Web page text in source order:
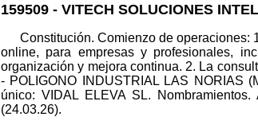
159509 - VITECH SOLUCIONES
Constitución. Comienzo de operaciones:
online, para empresas y profesionales,
organización y mejora continua. 2. La
- POLIGONO INDUSTRIAL LAS NORIAS
único: VIDAL ELEVA SL.
(24.03.26).